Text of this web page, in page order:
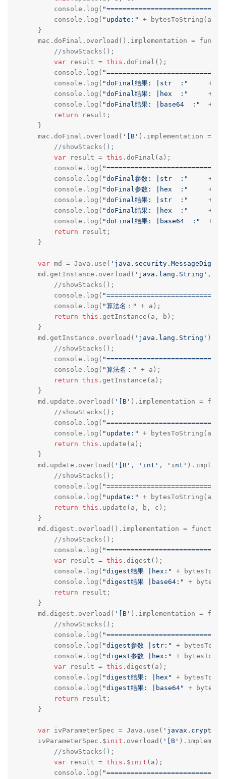
        console.log(
        console.log(
"update:"
+ bytesToString(a)
    }
mac.doFinal.overload().implementation =
//showStacks();
var result = this .doFinal();
        console.log(
        console.log(
"doFinal结果: |str  :"
+
        console.log(
"doFinal结果: |hex  :"
+
        console.log(
"doFinal结果: |base64  :"
+
return result;
    }
    mac.doFinal.overload(
'[B' ).implementation =
//showStacks();
var result = this .doFinal(a);
        console.log(
        console.log(
"doFinal参数: |str  :"
+
        console.log(
"doFinal参数: |hex  :"
+
        console.log(
"doFinal结果: |str  :"
+
        console.log(
"doFinal结果: |hex  :"
+
        console.log(
"doFinal结果: |base64  :"
+
return result;
    }
var md = Java.use(
    md.getInstance.overload(
'java.lang.String' ,
//showStacks();
        console.log(
        console.log(
"算法名："
+ a);
return this .getInstance(a, b);
    }
    md.getInstance.overload(
'java.lang.String'
//showStacks();
        console.log(
        console.log(
"算法名："
+ a);
return this .getInstance(a);
    }
    md.update.overload(
'[B' ).implementation =
//showStacks();
        console.log(
        console.log(
"update:"
+ bytesToString(a))
return this .update(a);
    }
    md.update.overload(
'[B' , 'int' , 'int'
//showStacks();
        console.log(
        console.log(
"update:"
+ bytesToString(a)
return this .update(a, b, c);
    }
md.digest.overload().implementation = function
//showStacks();
        console.log(
var result = this .digest();
        console.log(
"digest结果 |hex:"
+
        console.log(
"digest结果 |base64:"
+
return result;
    }
    md.digest.overload(
'[B' ).implementation =
//showStacks();
        console.log(
        console.log(
"digest参数 |str:"
+
        console.log(
"digest参数 |hex:"
+
var result = this .digest(a);
        console.log(
"digest结果: |hex"
+
        console.log(
"digest结果: |base64"
+
return result;
    }
var ivParameterSpec = Java.use(
    ivParameterSpec.$
init .overload( '[B'
//showStacks();
var result = this .$init (a);
        console.log(